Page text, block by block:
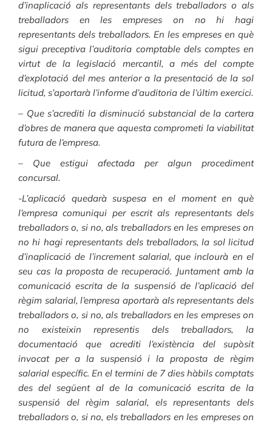
d’inaplicació als representants dels treballadors o als
treballadors en les empreses on no hi hagi
representants dels treballadors. En les empreses en què
sigui preceptiva l’auditoria comptable dels comptes en
virtut de la legislació mercantil, a més del compte
d’explotació del mes anterior a la presentació de la sol
licitud, s’aportarà l’informe d’auditoria de l’últim exercici.
– Que s’acrediti la disminució substancial de la cartera
d’obres de manera que aquesta comprometi la viabilitat
futura de l’empresa.
– Que estigui afectada per algun procediment
concursal.
-L’aplicació quedarà suspesa en el moment en què
l’empresa comuniqui per escrit als representants dels
treballadors o, si no, als treballadors en les empreses on
no hi hagi representants dels treballadors, la sol licitud
d’inaplicació de l’increment salarial, que inclourà en el
seu cas la proposta de recuperació. Juntament amb la
comunicació escrita de la suspensió de l’aplicació del
règim salarial, l’empresa aportarà als representants dels
treballadors o, si no, als treballadors en les empreses on
no existeixin representis dels treballadors, la
documentació que acrediti l’existència del supòsit
invocat per a la suspensió i la proposta de règim
salarial específic. En el termini de 7 dies hàbils comptats
des del següent al de la comunicació escrita de la
suspensió del règim salarial, els representants dels
treballadors o, si no, els treballadors en les empreses on